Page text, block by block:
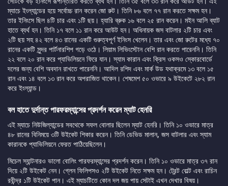
ম্যাচে ইংল্যান্ডের হয়ে সর্বোচ্চ রান করেন জো রুট। তিনি ৮৬ বলে ৭৭ রান করতে সক্ষম হন।
তার ইনিংসে ছিল ৪টি চার এবং ১টি ছয়। হ্যারি ব্রুক ১৬ বলে ২৫ রান করেন। মইন আলি ব্যাট
হাতে ব্যৰ্থ হন। তিনি ১৭ বলে ১১ রান করে আউট হন। অধিনায়ক জস বাটলার ২টি চার এবং
২টি ছয় সহ ৪২ বলে ৪৩ রানের একটি গুরুত্বপূর্ণ ইনিংস খেলেন। তার এবং জো রুটের মধ্যে ৭০
রানের একটি সুন্দর পার্টনারশিপ গড়ে ওঠে। লিয়াম লিভিংস্টোন বেশি রান করতে পারেননি। তিনি
২২ বলে ২০ রান করে প্যাভিলিয়নে ফিরে যান। স্যাম কারান এবং ক্রিস ওকসও স্কোরবোর্ডে
দলের জন্য বেশি অবদান রাখতে পারেননি। আদিল রশিদ এবং মার্ক উড যথাক্রমে ১৩ বলে ১৫
রান এবং ১৪ বলে ১৩ রান করে অপরাজিত থাকেন। শেষমেশ ৫০ ওভারে ৯ উইকেটে ২৮২ রান
করে ইংল্যান্ড।
বল হাতে দুর্দান্ত পারফরম্যান্সের প্রদর্শন করেন ম্যাট হেনরি
এই ম্যাচে নিউজিল্যান্ডের সবথেকে সফল বোলার ছিলেন ম্যাট হেনরি। তিনি ১০ ওভারে মাত্র
৪৮ রানের বিনিময়ে ৩টি উইকেট শিকার করেন। তিনি ডেভিড মালান, জস বাটলার এবং স্যাম
কারানকে প্যাভিলিয়নে ফেরত পাঠিয়েছিলেন।
মিচেল স্যান্টনারও ভালো বোলিং পারফরম্যান্সের প্রদর্শন করেন। তিনি ১০ ওভারে মাত্র ৩৭ রান
দিয়ে ২টি উইকেট নেন। গ্লেন ফিলিপসও ২টি উইকেট নিতে সক্ষম হন। ট্রেন্ট বোল্ট এবং রাচিন
রবীন্দ্র ১টি উইকেট পান। এই ম্যাচটিতে কোন দল জয় পায় সেটাই এখন দেখার বিষয়।